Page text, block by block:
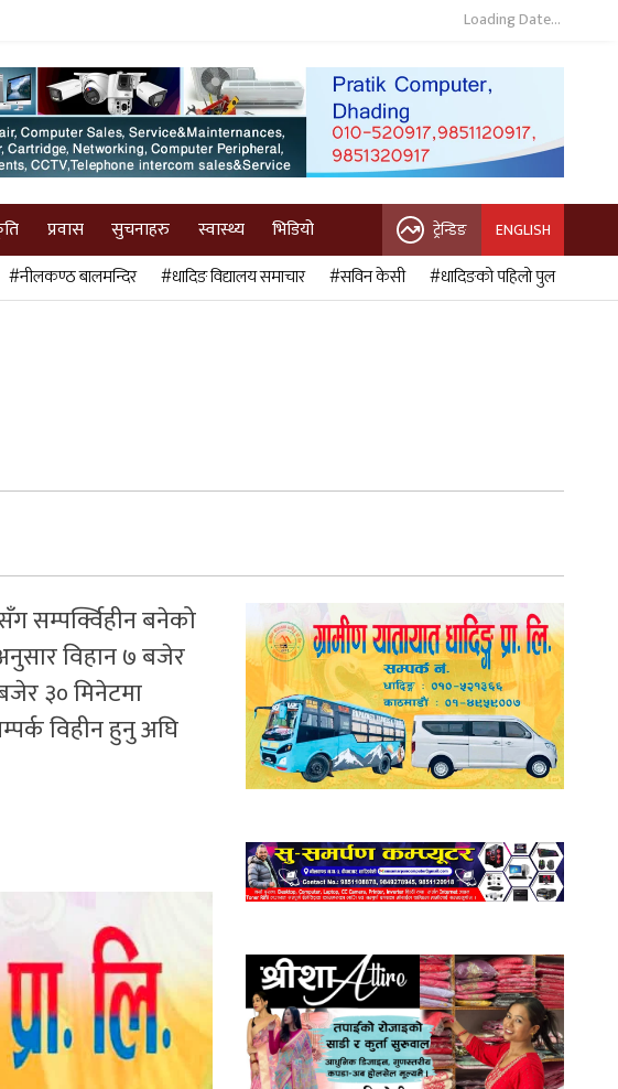
Loading Date...
प्रवास सुचनाहरु स्वास्थ्य भिडियो ट्रेन्डिङ ENGLISH
#नीलकण्ठ बालमन्दिर #धादिङ विद्यालय समाचार #सविन केसी #धादिङको पहिलो पुल
सम्पर्क्विहीन बनेको
विहान ७ बजेर
३० मिनेटमा
विहीन हुनु अघि